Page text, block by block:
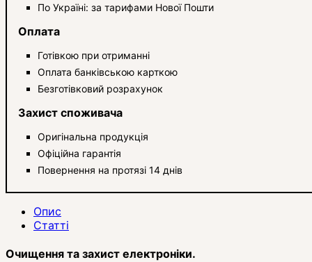
По Україні: за тарифами Нової Пошти
Оплата
Готівкою при отриманні
Оплата банківською карткою
Безготівковий розрахунок
Захист споживача
Оригінальна продукція
Офіційна гарантія
Повернення на протязі 14 днів
Опис
Статті
Очищення та захист електроніки.